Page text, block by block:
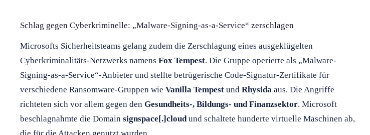
Schlag gegen Cyberkriminelle: „Malware-Signing-as-a-Service“ zerschlagen
Microsofts Sicherheitsteams gelang zudem die Zerschlagung eines ausgeklügelten
Cyberkriminalitäts-Netzwerks namens Fox Tempest. Die Gruppe operierte als „Malware-
Signing-as-a-Service“-Anbieter und stellte betrügerische Code-Signatur-Zertifikate für
verschiedene Ransomware-Gruppen wie Vanilla Tempest und Rhysida aus. Die Angriffe
richteten sich vor allem gegen den Gesundheits-, Bildungs- und Finanzsektor. Microsoft
beschlagnahmte die Domain signspace[.]cloud und schaltete hunderte virtuelle Maschinen ab,
die für die Attacken genutzt wurden.